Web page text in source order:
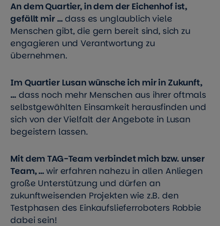
An dem Quartier, in dem der Eichenhof ist,
gefällt mir …dass es unglaublich viele
Menschen gibt, die gern bereit sind, sich zu
engagieren und Verantwortung zu
übernehmen.
Im Quartier Lusan wünsche ich mir in Zukunft,
… dass noch mehr Menschen aus ihrer oftmals
selbstgewählten Einsamkeit herausfinden und
sich von der Vielfalt der Angebote in Lusan
begeistern lassen.
Mit dem TAG-Team verbindet mich bzw. unser
Team, …wir erfahren nahezu in allen Anliegen
große Unterstützung und dürfen an
zukunftweisenden Projekten wie z.B. den
Testphasen des Einkaufslieferroboters Robbie
dabei sein!